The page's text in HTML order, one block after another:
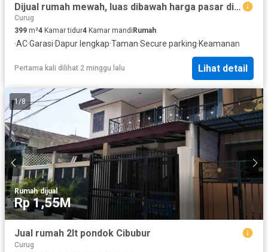
Dijual rumah mewah, luas dibawah harga pasar di pinggir jl kapitan, Cimanggis
Curug
399 m²4 Kamar tidur4 Kamar mandi Rumah
·AC·Garasi·Dapur lengkap·Taman·Secure parking·Keamanan
Pertama kali dilihat 2 minggu lalu Lihat detail
1/8
Rumah·dijual
Rp 1,55M
Jual rumah 2lt pondok Cibubur
Curug